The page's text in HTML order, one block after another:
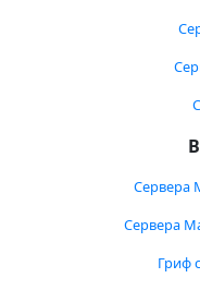
Сервера
Сервера
Гриф